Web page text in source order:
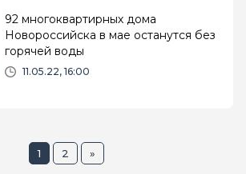
92 многоквартирных дома
Новороссийска в мае останутся без
горячей воды
11.05.22, 16:00
1 2 »